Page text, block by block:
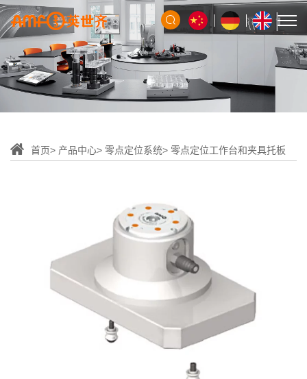
首页 产品中心 零点定位系统 零点定位工作台和夹具托板